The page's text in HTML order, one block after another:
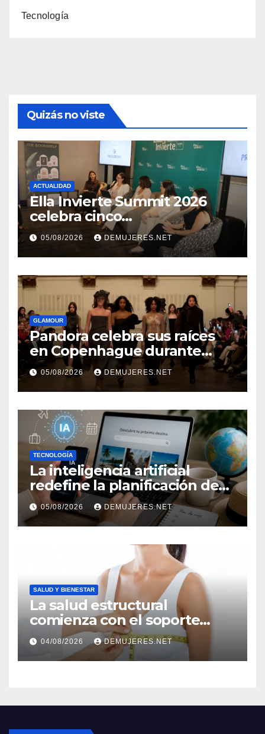
Tecnología
Quizás no viste
ACTUALIDAD
Ella Invierte Summit 2026
celebra cinco
añosimpulsando a las
mujeres a construir su
independencia financiera
05/08/2026 DEMUJERES.NET
GLAMOUR
Pandora celebra sus raíces
en Copenhague durante
Copenhagen Fashion Week a
través de alianzas creativas
05/08/2026 DEMUJERES.NET
TECNOLOGÍA
La inteligencia artificial
redefine la planificación de
viajes: Los huéspedes
centran sus decisiones y
expectativas enfocándose en
experiencias auténticas y
personalizadas
05/08/2026 DEMUJERES.NET
SALUD Y BIENESTAR
La salud estructural
comienza con el soporte
correcto: Caprice revela el
impacto de la lencería en la
salud física de las mujeres
04/08/2026 DEMUJERES.NET